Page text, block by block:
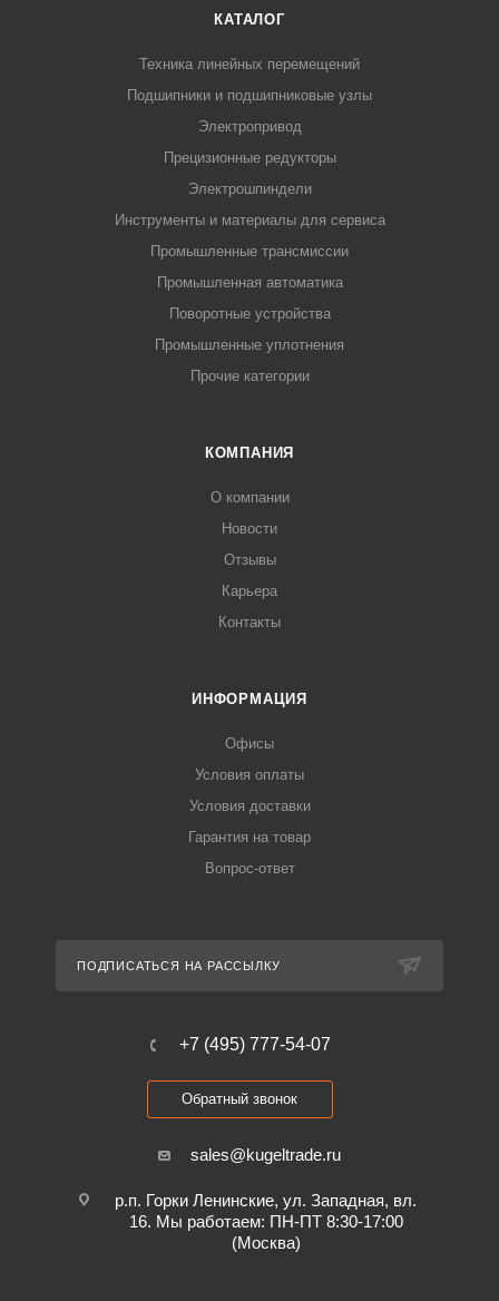
КАТАЛОГ
Техника линейных перемещений
Подшипники и подшипниковые узлы
Электропривод
Прецизионные редукторы
Электрошпиндели
Инструменты и материалы для сервиса
Промышленные трансмиссии
Промышленная автоматика
Поворотные устройства
Промышленные уплотнения
Прочие категории
КОМПАНИЯ
О компании
Новости
Отзывы
Карьера
Контакты
ИНФОРМАЦИЯ
Офисы
Условия оплаты
Условия доставки
Гарантия на товар
Вопрос-ответ
ПОДПИСАТЬСЯ НА РАССЫЛКУ
+7 (495) 777-54-07
Обратный звонок
sales@kugeltrade.ru
р.п. Горки Ленинские, ул. Западная, вл.
16. Мы работаем: ПН-ПТ 8:30-17:00
(Москва)